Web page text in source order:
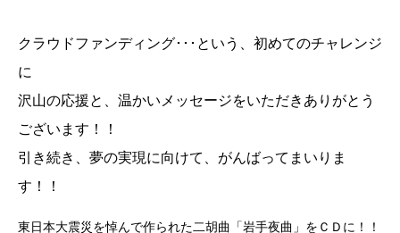
クラウドファンディング･･･という、初めてのチャレンジ
に
沢山の応援と、温かいメッセージをいただきありがとう
ございます！！
引き続き、夢の実現に向けて、がんばってまいりま
す！！
東日本大震災を悼んで作られた二胡曲「岩手夜曲」をＣＤに！！